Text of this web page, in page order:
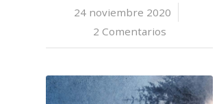
24 noviembre 2020
/
2 Comentarios